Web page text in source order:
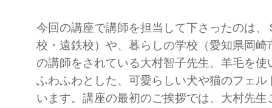
今回の講座で講師を担当して下さったのは
校・遠鉄校）や、暮らしの学校（愛知県岡
の講師をされている大村智子先生。羊毛を
ふわふわとした、可愛らしい犬や猫のフェ
います。講座の最初のご挨拶では、大村先